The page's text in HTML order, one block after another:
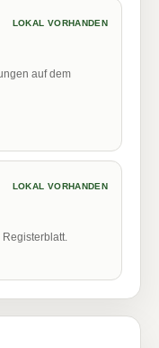
LOKAL VORHANDEN
auf dem
LOKAL VORHANDEN